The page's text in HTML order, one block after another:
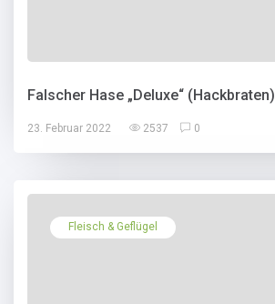
Falscher Hase „Deluxe“ (Hackbraten)
23. Februar 2022 2537 0
Fleisch & Geflügel